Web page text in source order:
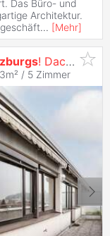
Das Büro- und
Architektur.
... [Mehr]
! Dachterrassenwohnung mit Weitblick
/ 5 Zimmer